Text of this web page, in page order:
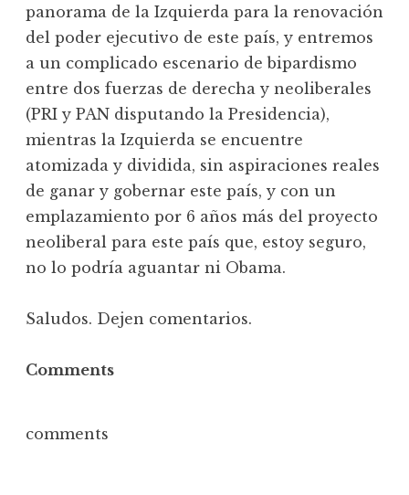
panorama de la Izquierda para la renovación
del poder ejecutivo de este país, y entremos
a un complicado escenario de bipardismo
entre dos fuerzas de derecha y neoliberales
(PRI y PAN disputando la Presidencia),
mientras la Izquierda se encuentre
atomizada y dividida, sin aspiraciones reales
de ganar y gobernar este país, y con un
emplazamiento por 6 años más del proyecto
neoliberal para este país que, estoy seguro,
no lo podría aguantar ni Obama.
Saludos. Dejen comentarios.
Comments
comments